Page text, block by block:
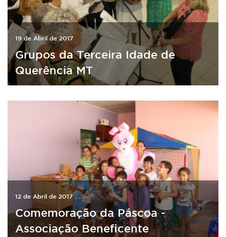
19 de Abril de 2017
Grupos da Terceira Idade de
Querência MT
12 de Abril de 2017
Comemoração da Páscoa -
Associação Beneficente